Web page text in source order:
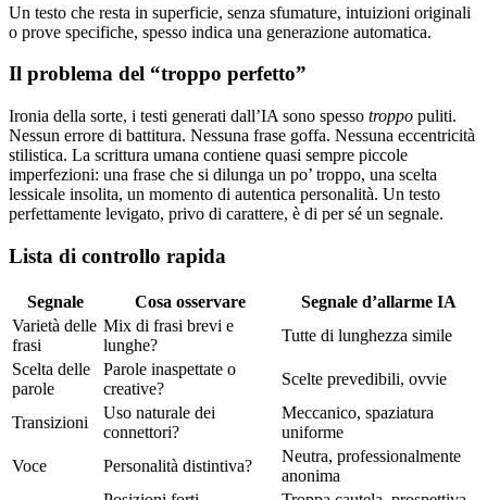
Un testo che resta in superficie, senza sfumature, intuizioni originali
o prove specifiche, spesso indica una generazione automatica.
Il problema del “troppo perfetto”
Ironia della sorte, i testi generati dall’IA sono spesso troppo puliti.
Nessun errore di battitura. Nessuna frase goffa. Nessuna eccentricità
stilistica. La scrittura umana contiene quasi sempre piccole
imperfezioni: una frase che si dilunga un po’ troppo, una scelta
lessicale insolita, un momento di autentica personalità. Un testo
perfettamente levigato, privo di carattere, è di per sé un segnale.
Lista di controllo rapida
Segnale Cosa osservare
Segnale d’allarme IA
Varietà delle
frasi
Mix di frasi brevi e
lunghe?
Tutte di lunghezza simile
Scelta delle
parole
Parole inaspettate o
creative?
Scelte prevedibili, ovvie
Transizioni
Uso naturale dei
connettori?
Meccanico, spaziatura
uniforme
Voce
Personalità distintiva?
Neutra, professionalmente
anonima